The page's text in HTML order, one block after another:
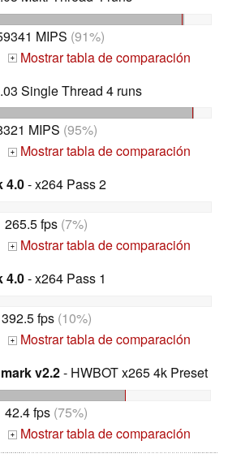
MIPS (91%)
+
Mostrar tabla de comparación
Single Thread 4 runs
MIPS (95%)
+
Mostrar tabla de comparación
4.0- x264 Pass 2
265.5 fps (7%)
+
Mostrar tabla de comparación
4.0- x264 Pass 1
392.5 fps(10%)
+
Mostrar tabla de comparación
v2.2- HWBOT x265 4k Preset
42.4 fps (75%)
+ Mostrar tabla de comparación